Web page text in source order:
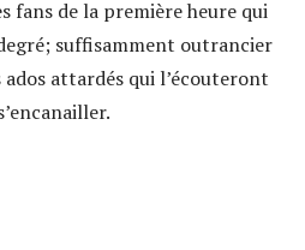
fans de la première heure qui
suffisamment outrancier
attardés qui l’écouteront